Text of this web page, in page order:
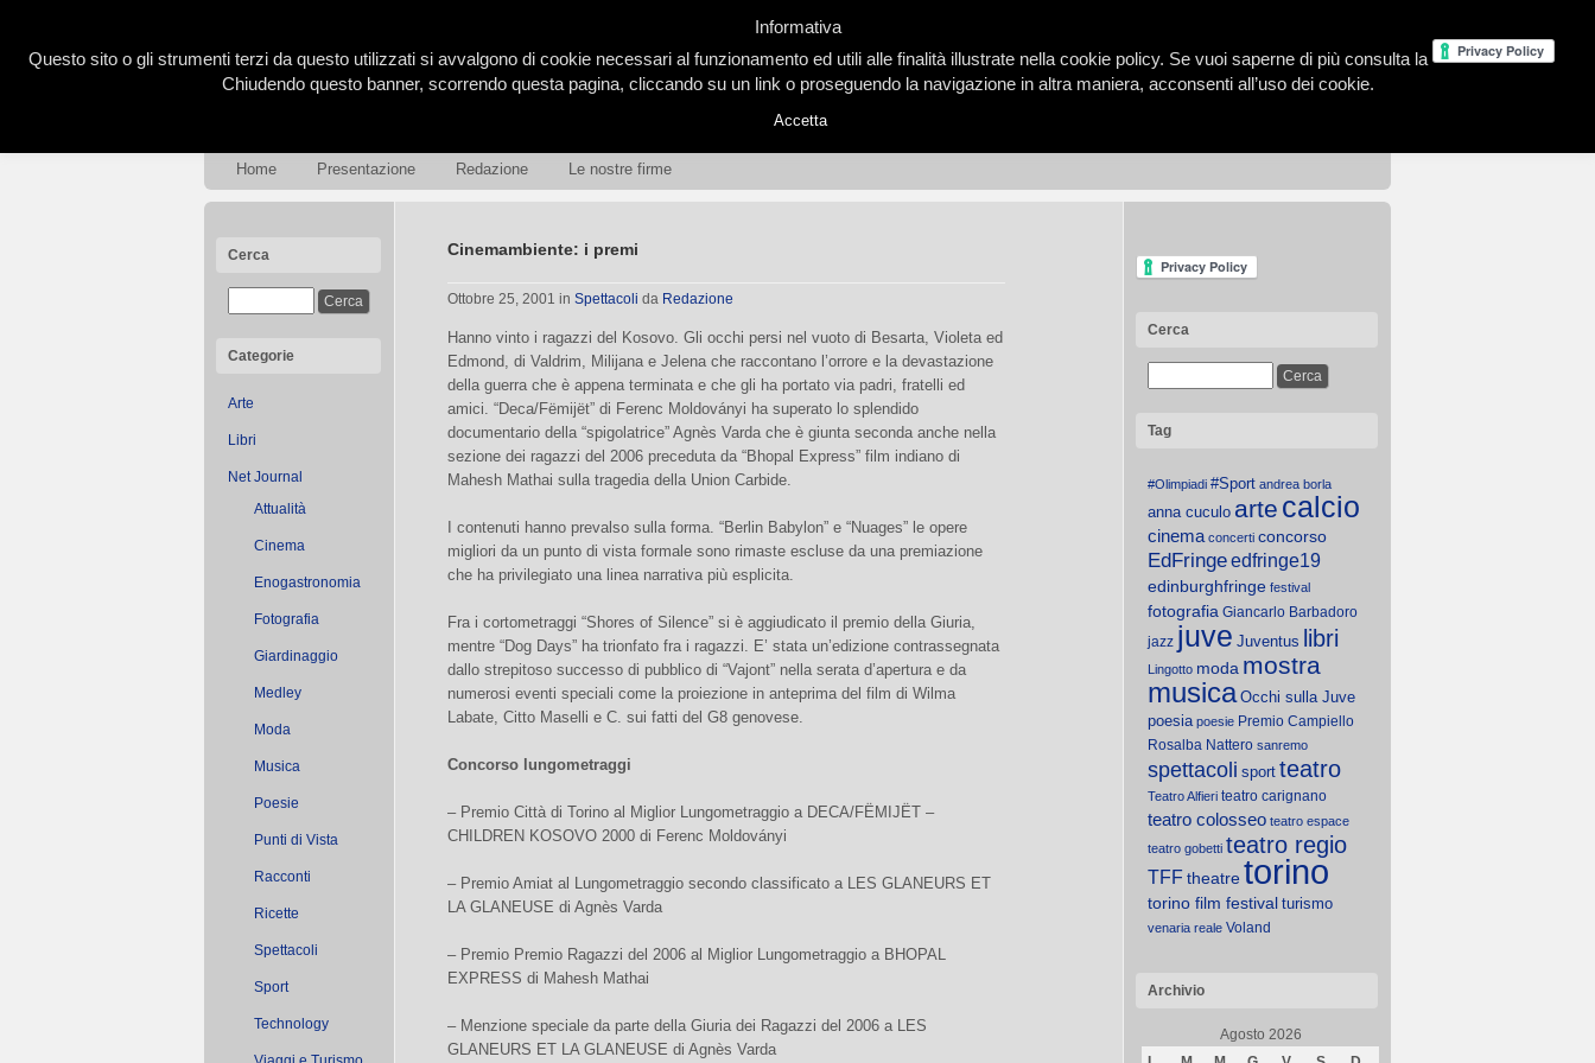
Home Presentazione Redazione Le nostre firme
Cerca
Categorie
Arte
Libri
Net Journal
Attualità
Cinema
Enogastronomia
Fotografia
Giardinaggio
Medley
Moda
Musica
Poesie
Punti di Vista
Racconti
Ricette
Spettacoli
Sport
Technology
Cinemambiente: i premi
Ottobre 25, 2001 in Spettacoli da Redazione
Hanno vinto i ragazzi del Kosovo. Gli occhi persi nel vuoto di Besarta, Violeta ed
Edmond, di Valdrim, Milijana e Jelena che raccontano l’orrore e la devastazione
della guerra che è appena terminata e che gli ha portato via padri, fratelli ed
amici. “Deca/Fëmijët” di Ferenc Moldoványi ha superato lo splendido
documentario della “spigolatrice” Agnès Varda che è giunta seconda anche nella
sezione dei ragazzi del 2006 preceduta da “Bhopal Express” film indiano di
Mahesh Mathai sulla tragedia della Union Carbide.
I contenuti hanno prevalso sulla forma. “Berlin Babylon” e “Nuages” le opere
migliori da un punto di vista formale sono rimaste escluse da una premiazione
che ha privilegiato una linea narrativa più esplicita.
Fra i cortometraggi “Shores of Silence” si è aggiudicato il premio della Giuria,
mentre “Dog Days” ha trionfato fra i ragazzi. E’ stata un’edizione contrassegnata
dallo strepitoso successo di pubblico di “Vajont” nella serata d’apertura e da
numerosi eventi speciali come la proiezione in anteprima del film di Wilma
Labate, Citto Maselli e C. sui fatti del G8 genovese.
Concorso lungometraggi
– Premio Città di Torino al Miglior Lungometraggio a DECA/FËMIJËT –
CHILDREN KOSOVO 2000 di Ferenc Moldoványi
– Premio Amiat al Lungometraggio secondo classificato a LES GLANEURS ET
LA GLANEUSE di Agnès Varda
– Premio Premio Ragazzi del 2006 al Miglior Lungometraggio a BHOPAL
EXPRESS di Mahesh Mathai
– Menzione speciale da parte della Giuria dei Ragazzi del 2006 a LES
GLANEURS ET LA GLANEUSE di Agnès Varda
Cerca
Tag
#Olimpiadi #Sport andrea borla
anna cuculo arte calcio
cinema concerti concorso
EdFringeedfringe19
edinburghfringe festival
fotografia Giancarlo Barbadoro
jazz juve Juventus libri
Lingotto moda mostra
musica Occhi sulla Juve
poesia poesie Premio Campiello
Rosalba Nattero sanremo
spettacoli sport teatro
Teatro Alfieri teatro carignano
teatro colosseo teatro espace
teatro gobetti teatro regio
TFFtheatretorino
torino film festival turismo
venaria reale Voland
Archivio
Agosto 2026
Informativa
Questo sito o gli strumenti terzi da questo utilizzati si avvalgono di cookie necessari al funzionamento ed utili alle finalità illustrate nella cookie policy. Se vuoi saperne di più consulta la
Chiudendo questo banner, scorrendo questa pagina, cliccando su un link o proseguendo la navigazione in altra maniera, acconsenti all’uso dei cookie.
Accetta